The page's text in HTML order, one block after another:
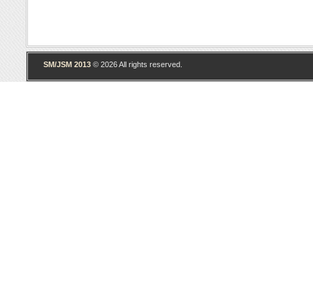
SM/JSM 2013 © 2026 All rights reserved.